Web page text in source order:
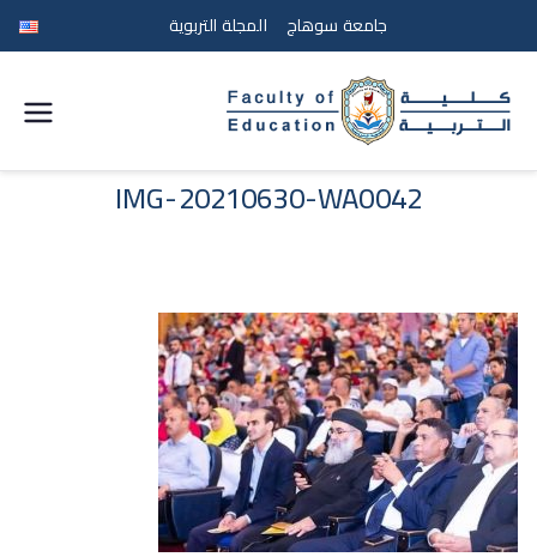
جامعة سوهاج المجلة التربوية
التربية
سوهاج
IMG-20210630-WA0042